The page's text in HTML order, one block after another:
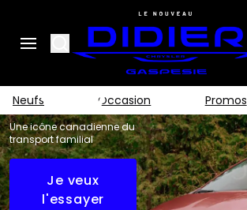
Search
Neufs Occasion Promos
Grand
Caravan
2027
Une icône canadienne du
transport familial
Je veux
l'essayer